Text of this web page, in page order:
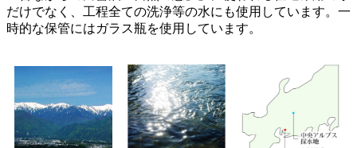
だけでなく、工程全ての洗浄等の水にも使用しています。一
時的な保管にはガラス瓶を使用しています。